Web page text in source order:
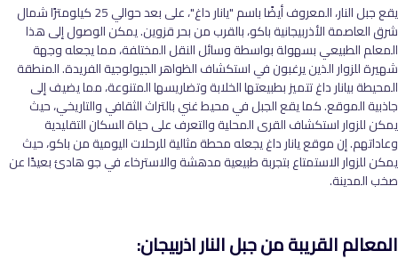
يقع جبل النار، المعروف أيضًا باسم "يانار داغ"، على بعد حوالي 25 كيلومترًا شمال
شرق العاصمة الأذربيجانية باكو، بالقرب من بحر قزوين. يمكن الوصول إلى هذا
المعلم الطبيعي بسهولة بواسطة وسائل النقل المختلفة، مما يجعله وجهة
شهيرة للزوار الذين يرغبون في استكشاف الظواهر الجيولوجية الفريدة. المنطقة
المحيطة بيانار داغ تتميز بطبيعتها الخلابة وتضاريسها المتنوعة، مما يضيف إلى
جاذبية الموقع. كما يقع الجبل في محيط غني بالتراث الثقافي والتاريخي، حيث
يمكن للزوار استكشاف القرى المحلية والتعرف على حياة السكان التقليدية
وعاداتهم. إن موقع يانار داغ يجعله محطة مثالية للرحلات اليومية من باكو، حيث
يمكن للزوار الاستمتاع بتجربة طبيعية مدهشة والاسترخاء في جو هادئ بعيدًا عن
صخب المدينة.
المعالم القريبة من جبل النار اذربيجان: